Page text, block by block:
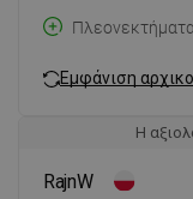
Εμφάνιση
Η
RajnW